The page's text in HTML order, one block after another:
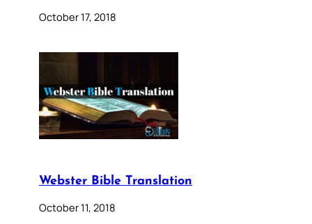
October 17, 2018
Webster Bible Translation
October 11, 2018